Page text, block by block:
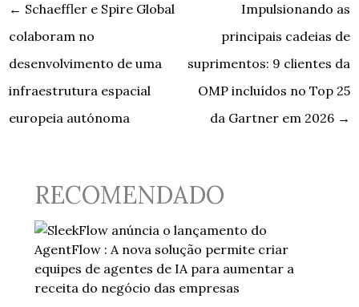
← Schaeffler e Spire Global
colaboram no
desenvolvimento de uma
infraestrutura espacial
europeia autónoma
Impulsionando as
principais cadeias de
suprimentos: 9 clientes da
OMP incluídos no Top 25
da Gartner em 2026 →
RECOMENDADO